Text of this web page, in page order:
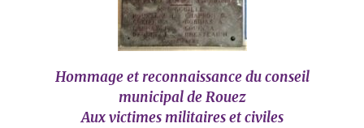
Hommage et reconnaissance du conseil
municipal de Rouez
Aux victimes militaires et civiles